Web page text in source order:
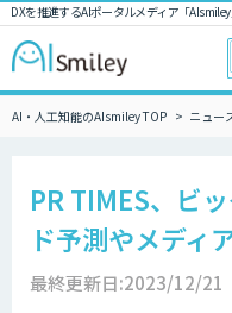
DXを推進するAIポータルメディア「
AI・人工知能のAIsmiley TOP ニュー
PR TIMES、ビ
ド予測やメディ
最終更新日:2023/12/21